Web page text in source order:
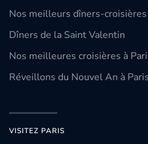
Nos meilleurs dîners-croisières
Dîners de la Saint Valentin
Nos meilleures croisières à
Réveillons du Nouvel An à Paris
VISITEZ PARIS